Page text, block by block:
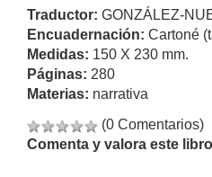
Traductor: GONZÁLEZ-
Encuadernación: Cartoné
Medidas: 150 X 230 mm.
Páginas: 280
Materias: narrativa
(0 Comentarios)
Comenta y valora este libro